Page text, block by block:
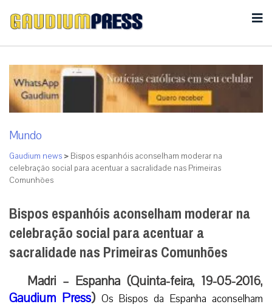
Mundo
Gaudium news > Bispos espanhóis aconselham moderar na
celebração social para acentuar a sacralidade nas Primeiras
Comunhões
Bispos espanhóis aconselham moderar na
celebração social para acentuar a
sacralidade nas Primeiras Comunhões
Madri – Espanha (Quinta-feira, 19-05-2016,
Gaudium Press) Os Bispos da Espanha aconselham